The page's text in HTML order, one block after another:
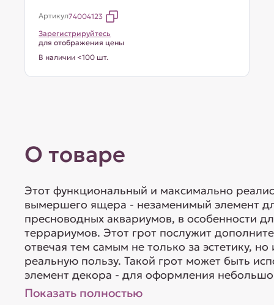
Артикул74004123
Зарегистрируйтесь
для отображения цены
В наличии <100 шт.
О товаре
Этот функциональный и максимально
вымершего ящера - незаменимый элемент
пресноводных аквариумов, в особенности
террариумов. Этот грот послужит
отвечая тем самым не только за эстетику,
реальную пользу. Такой грот может быть
элемент декора - для оформления
Показать полностью